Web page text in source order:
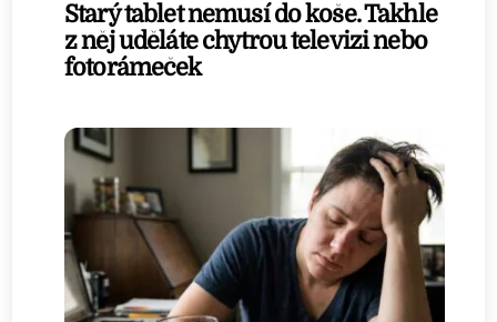
Starý tablet nemusí do koše. Takhle
z něj uděláte chytrou televizi nebo
fotorámeček